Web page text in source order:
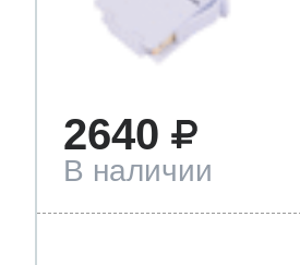
2640
В наличии